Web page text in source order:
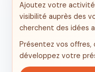
Ajoutez votre activité
visibilité auprès des
cherchent des idées
Présentez vos
développez votre